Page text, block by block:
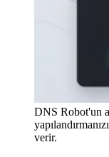
DNS Robot'un
verir.